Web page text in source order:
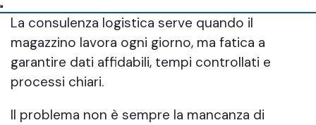
La consulenza logistica serve quando il
magazzino lavora ogni giorno, ma fatica a
garantire dati affidabili, tempi controllati e
processi chiari.
Il problema non è sempre la mancanza di